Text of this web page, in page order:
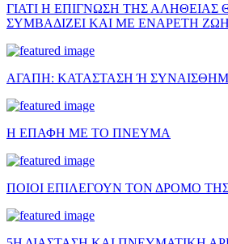
ΓΙΑΤΙ Η ΕΠΙΓΝΩΣΗ ΤΗΣ ΑΛΗΘΕΙΑΣ
ΣΥΜΒΑΔΙΖΕΙ ΚΑΙ ΜΕ ΕΝΑΡΕΤΗ
ΑΓΑΠΗ: ΚΑΤΑΣΤΑΣΗ Ή
Η ΕΠΑΦΗ ΜΕ ΤΟ ΠΝΕΥΜΑ
ΠΟΙΟΙ ΕΠΙΛΕΓΟΥΝ ΤΟΝ ΔΡΟΜΟ